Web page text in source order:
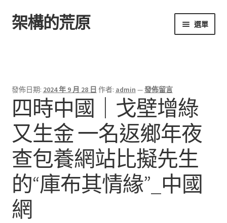
跳
至
跳
至
架構的荒原 選單
發佈日期: 2024 年 9 月 28 日 作者: admin —發佈留言
四時中國｜戈壁增綠
又生金 一名返鄉年夜
查包養網站比擬先生
的“庫布其情緣”_中國
網